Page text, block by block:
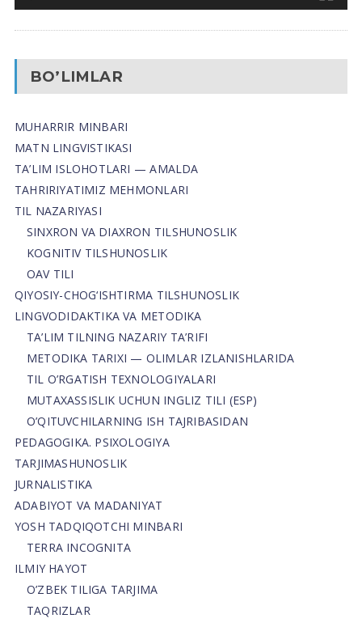
BO’LIMLAR
MUHARRIR MINBARI
MATN LINGVISTIKASI
TA’LIM ISLOHOTLARI — AMALDA
TAHRIRIYATIMIZ MEHMONLARI
TIL NAZARIYASI
SINXRON VA DIAXRON TILSHUNOSLIK
KOGNITIV TILSHUNOSLIK
OAV TILI
QIYOSIY-CHOG‘ISHTIRMA TILSHUNOSLIK
LINGVODIDAKTIKA VA METODIKA
TA’LIM TILNING NAZARIY TA’RIFI
METODIKA TARIXI — OLIMLAR IZLANISHLARIDA
TIL O’RGATISH TEXNOLOGIYALARI
MUTAXASSISLIK UCHUN INGLIZ TILI (ESP)
O’QITUVCHILARNING ISH TAJRIBASIDAN
PEDAGOGIKA. PSIXOLOGIYA
TARJIMASHUNOSLIK
JURNALISTIKA
ADABIYOT VA MADANIYAT
YOSH TADQIQOTCHI MINBARI
TERRA INCOGNITA
ILMIY HAYOT
O’ZBEK TILIGA TARJIMA
TAQRIZLAR